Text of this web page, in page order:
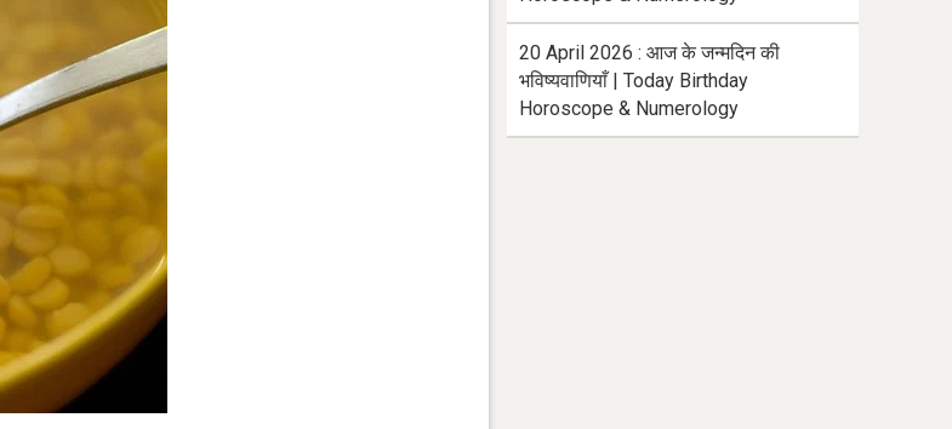
20 April 2026 : आज के जन्मदिन की
भविष्यवाणियाँ | Today Birthday
Horoscope & Numerology